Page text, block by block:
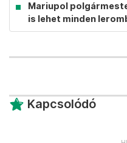
Mariupol
is lehet minden
Kapcsolódó